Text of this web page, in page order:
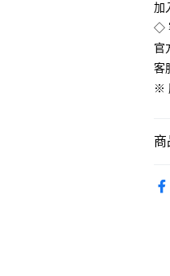
全
免
加
◇
官
客
※
商